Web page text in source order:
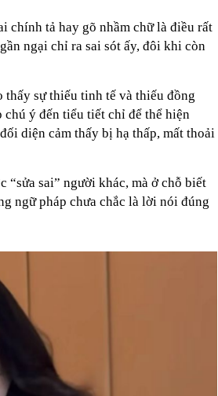
chính tả hay gõ nhầm chữ là điều rất
ngại chỉ ra sai sót ấy, đôi khi còn
sự thiếu tinh tế và thiếu đồng
ý đến tiểu tiết chỉ để thể hiện
diện cảm thấy bị hạ thấp, mất thoải
“sửa sai” người khác, mà ở chỗ biết
ngữ pháp chưa chắc là lời nói đúng